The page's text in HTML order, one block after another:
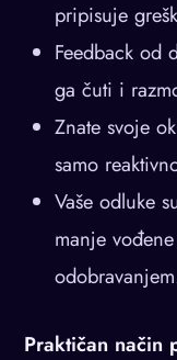
pripisuje
Feedback od
ga čuti i
Znate svoje
samo
Vaše odluke
manje
Praktičan način